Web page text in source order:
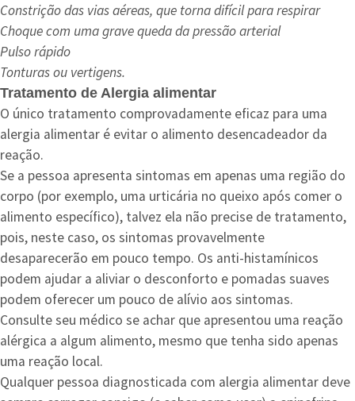
Constrição das vias aéreas, que torna difícil para respirar
Choque com uma grave queda da pressão arterial
Pulso rápido
Tonturas ou vertigens.
Tratamento de Alergia alimentar
O único tratamento comprovadamente eficaz para uma
alergia alimentar é evitar o alimento desencadeador da
reação.
Se a pessoa apresenta sintomas em apenas uma região do
corpo (por exemplo, uma urticária no queixo após comer o
alimento específico), talvez ela não precise de tratamento,
pois, neste caso, os sintomas provavelmente
desaparecerão em pouco tempo. Os anti-histamínicos
podem ajudar a aliviar o desconforto e pomadas suaves
podem oferecer um pouco de alívio aos sintomas.
Consulte seu médico se achar que apresentou uma reação
alérgica a algum alimento, mesmo que tenha sido apenas
uma reação local.
Qualquer pessoa diagnosticada com alergia alimentar deve